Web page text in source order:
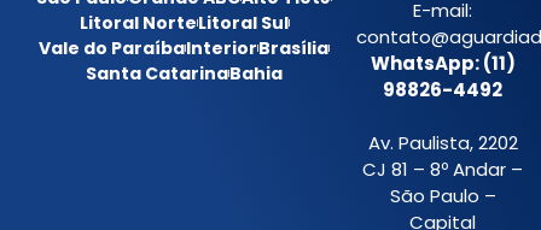
Litoral NorteLitoral Sul
Vale do ParaíbaInteriorBrasília
Santa CatarinaBahia
E-mail:
WhatsApp: (11)
98826-4492
Av. Paulista, 2202
CJ 81 – 8º Andar –
São Paulo –
Capital